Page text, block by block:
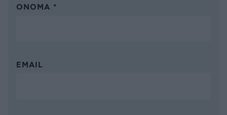
ΌΝΟΜΑ *
EMAIL